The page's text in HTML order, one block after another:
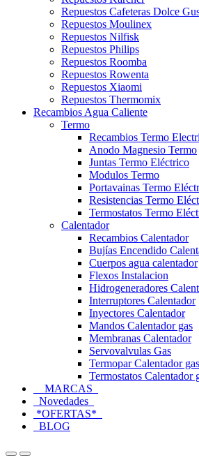
Repuestos Cafeteras Dolce
Repuestos Moulinex
Repuestos Nilfisk
Repuestos Philips
Repuestos Roomba
Repuestos Rowenta
Repuestos Xiaomi
Repuestos Thermomix
Recambios Agua Caliente
Termo
Recambios Termo
Anodo Magnesio Termo
Juntas Termo Eléctrico
Modulos Termo
Portavainas Termo
Resistencias Termo
Termostatos Termo
Calentador
Recambios Calentador
Bujías Encendido
Cuerpos agua calentador
Flexos Instalacion
Hidrogeneradores
Interruptores Calentador
Inyectores Calentador
Mandos Calentador gas
Membranas Calentador
Servovalvulas Gas
Termopar Calentador gas
Termostatos Calentador
MARCAS
Novedades
*OFERTAS*
BLOG
OpenClose